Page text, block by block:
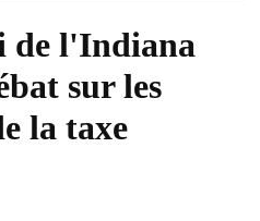
de l'Indiana
sur les
la taxe